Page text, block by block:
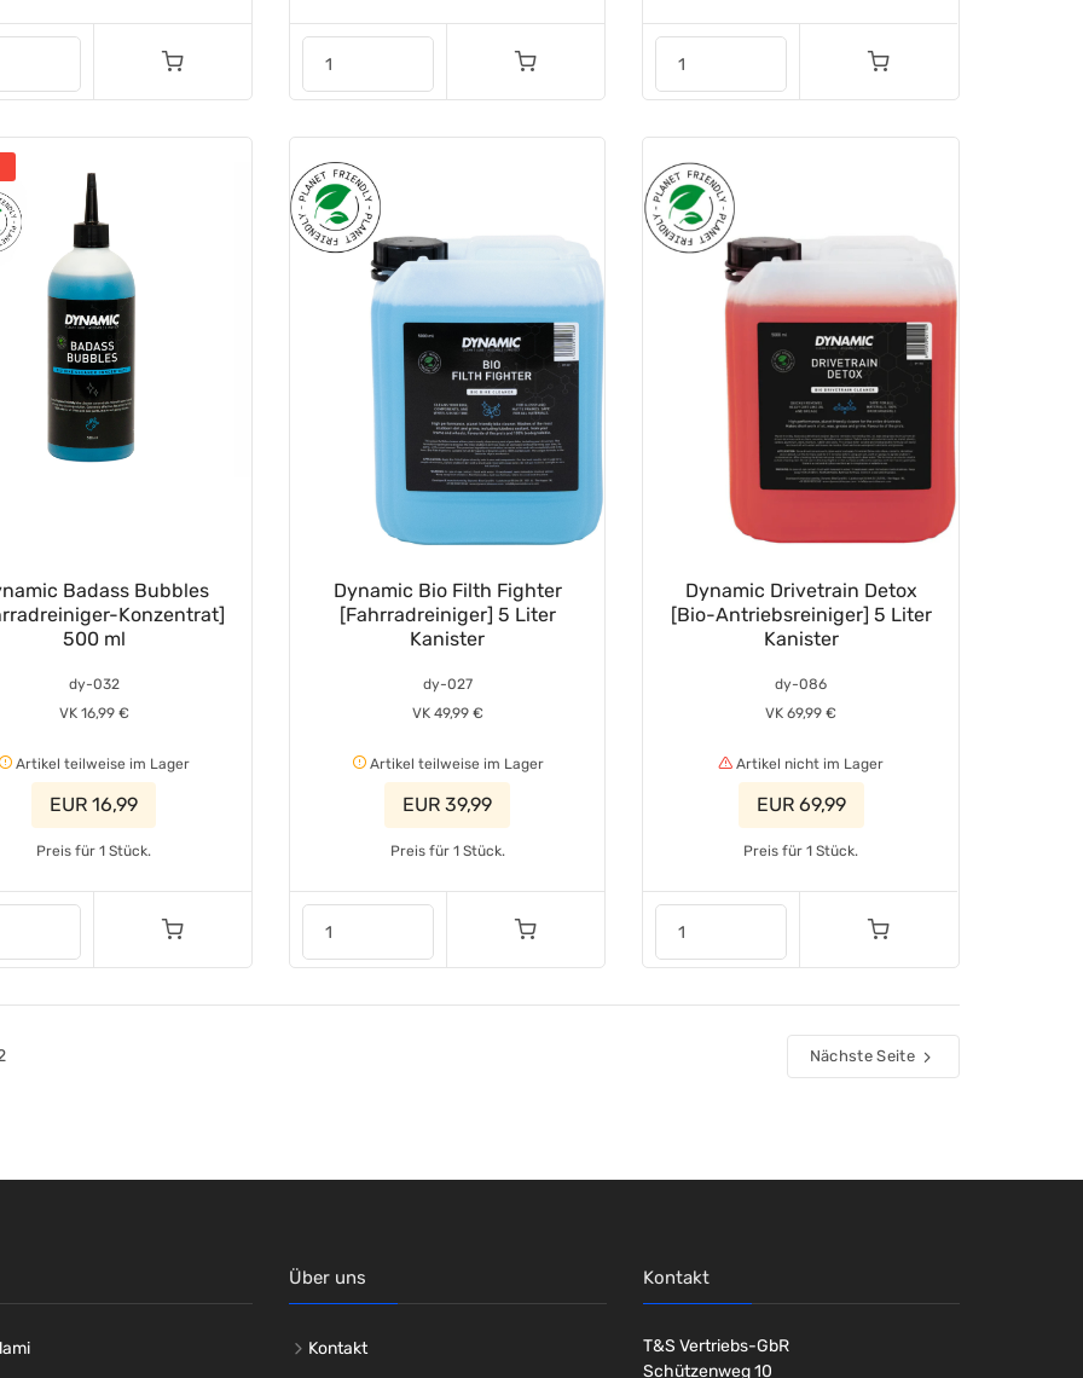
Badass Bubbles
Konzentrat]
500 ml
dy-032
VK 16,99 €
Artikel teilweise im Lager
EUR 16,99
Preis für 1 Stück.
Dynamic Bio Filth Fighter
[Fahrradreiniger] 5 Liter
Kanister
dy-027
VK 49,99 €
Artikel teilweise im Lager
EUR 39,99
Preis für 1 Stück.
Dynamic Drivetrain Detox
[Bio-Antriebsreiniger] 5 Liter
Kanister
dy-086
VK 69,99 €
Artikel nicht im Lager
EUR 69,99
Preis für 1 Stück.
Nächste Seite
Über uns
Kontakt
Kontakt
T&S Vertriebs-GbR
Schützenweg 10